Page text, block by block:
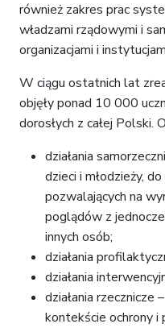
również zakres prac
władzami rządowymi i
organizacjami i
W ciągu ostatnich lat
objęły ponad 10 000
dorosłych z całej Polski.
działania
dzieci i młodzieży,
pozwalających na
poglądów z
innych osób;
działania
działania
działania rzecznicze
kontekście ochrony i